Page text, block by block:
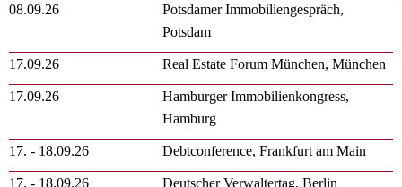
08.09.26
Potsdamer Immobiliengespräch,
Potsdam
17.09.26 Real Estate Forum München, München
17.09.26
Hamburger Immobilienkongress,
Hamburg
17. - 18.09.26 Debtconference, Frankfurt am Main
17. - 18.09.26 Deutscher Verwaltertag, Berlin